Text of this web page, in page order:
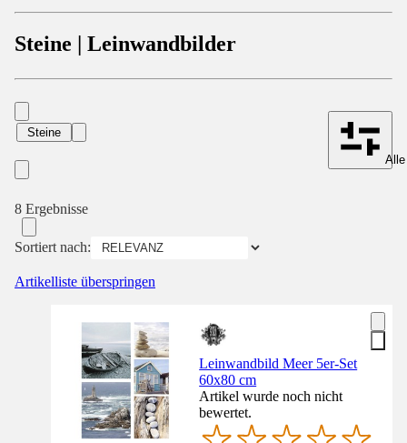
Steine | Leinwandbilder
Steine
8 Ergebnisse
Sortiert nach:
Artikelliste überspringen
Leinwandbild Meer 5er-Set
60x80 cm
Artikel wurde noch nicht
bewertet.